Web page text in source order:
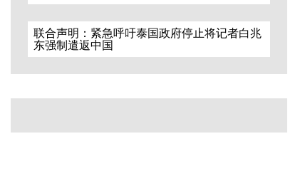
联合声明：紧急呼吁泰国政府停止将记者白兆
东强制遣返中国